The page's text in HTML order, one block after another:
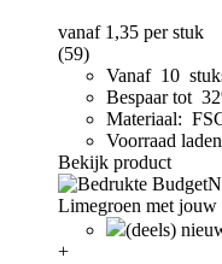
vanaf 1,35 per stuk
(59)
Vanaf 10
Bespaar tot
Materiaal:
Voorraad laden
Bekijk product
(deels)
+